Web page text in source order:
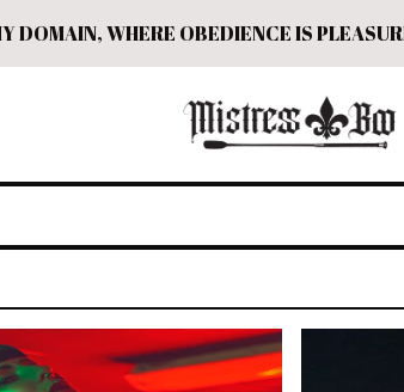
DOMAIN, WHERE OBEDIENCE IS